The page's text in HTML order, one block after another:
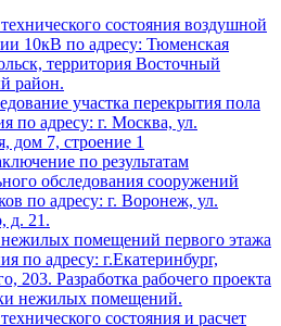
состояния воздушной
10кВ по адресу: Тюменская
территория Восточный
район.
участка перекрытия пола
по адресу: г. Москва, ул.
дом 7, строение 1
по результатам
обследования сооружений
по адресу: г. Воронеж, ул.
д. 21.
помещений первого этажа
по адресу: г.Екатеринбург,
203. Разработка рабочего проекта
нежилых помещений.
состояния и расчет